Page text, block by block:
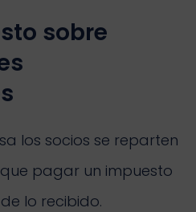
sobre
los socios se reparten
pagar un impuesto
lo recibido.